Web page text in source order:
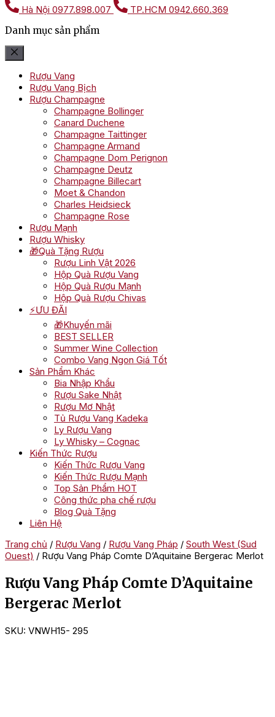
Hà Nội 0977.898.007 TP.HCM 0942.660.369
Danh mục sản phẩm
Rượu Vang
Rượu Vang Bịch
Rượu Champagne
Champagne Bollinger
Canard Duchene
Champagne Taittinger
Champagne Armand
Champagne Dom Perignon
Champagne Deutz
Champagne Billecart
Moet & Chandon
Charles Heidsieck
Champagne Rose
Rượu Mạnh
Rượu Whisky
🎁Quà Tặng Rượu
Rượu Linh Vật 2026
Hộp Quà Rượu Vang
Hộp Quà Rượu Mạnh
Hộp Quà Rượu Chivas
⚡ƯU ĐÃI
🎁Khuyến mãi
BEST SELLER
Summer Wine Collection
Combo Vang Ngon Giá Tốt
Sản Phẩm Khác
Bia Nhập Khẩu
Rượu Sake Nhật
Rượu Mơ Nhật
Tủ Rượu Vang Kadeka
Ly Rượu Vang
Ly Whisky – Cognac
Kiến Thức Rượu
Kiến Thức Rượu Vang
Kiến Thức Rượu Mạnh
Top Sản Phẩm HOT
Công thức pha chế rượu
Blog Quà Tặng
Liên Hệ
Trang chủ / Rượu Vang / Rượu Vang Pháp / South West (Sud
Ouest) / Rượu Vang Pháp Comte D’Aquitaine Bergerac Merlot
Rượu Vang Pháp Comte D’Aquitaine
Bergerac Merlot
SKU: VNWH15- 295